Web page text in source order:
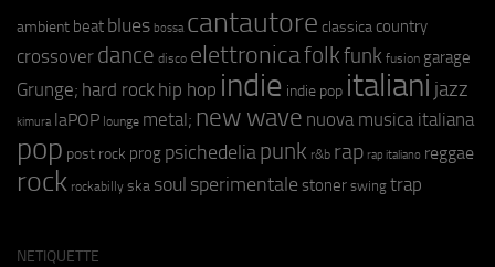
ambient beat blues bossa cantautore classica country
crossover dance disco elettronicafolkfunk fusion garage
Grunge; hard rock hip hop indie indie pop italiani jazz
kimura laPOP lounge metal; new wave nuova musica italiana
pop post rock prog psichedeliapunk r&b rap rap italiano reggae
rock rockabilly ska soul sperimentale stoner swing trap
NETIQUETTE